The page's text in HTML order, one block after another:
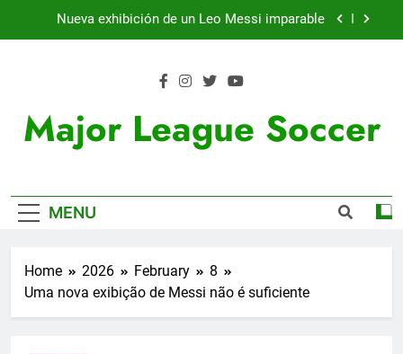
Nueva exhibición de un Leo Messi imparable
Victoria de Chicago Fire: así fue el partido de
Major League Soccer
MENU
Home 2026 February
8
Uma nova exibição de Messi não é suficiente